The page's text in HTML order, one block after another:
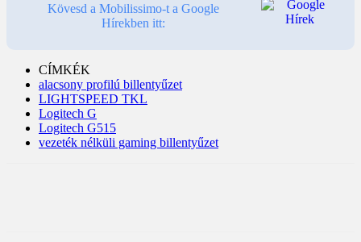
Kövesd a Mobilissimo-t a Google
Hírekben itt:
CÍMKÉK
alacsony profilú billentyűzet
LIGHTSPEED TKL
Logitech G
Logitech G515
vezeték nélküli gaming billentyűzet